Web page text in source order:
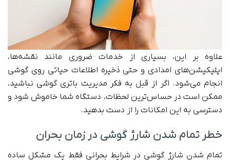
علاوه بر این، بسیاری از خدمات ضروری مانند نقشه‌ها،
اپلیکیشن‌های امدادی و حتی ذخیره اطلاعات حیاتی روی گوشی
انجام می‌شود. اگر از قبل به فکر مدیریت باتری گوشی نباشید،
ممکن است در حساس‌ترین لحظات، دستگاه شما خاموش شود و
دسترسی به این امکانات را از دست بدهید.
خطر تمام شدن شارژ گوشی در زمان بحران
تمام شدن شارژ گوشی در شرایط بحرانی فقط یک مشکل ساده